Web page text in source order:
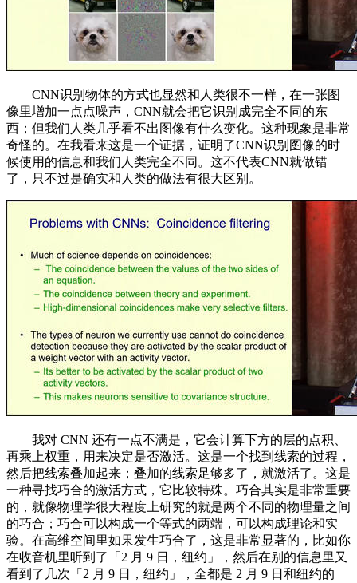
CNN识别物体的方式也显然和人类很不一样，在一张图
像里增加一点点噪声，CNN就会把它识别成完全不同的东
西；但我们人类几乎看不出图像有什么变化。这种现象是非常
奇怪的。在我看来这是一个证据，证明了CNN识别图像的时
候使用的信息和我们人类完全不同。这不代表CNN就做错
了，只不过是确实和人类的做法有很大区别。
我对 CNN 还有一点不满是，它会计算下方的层的点积、
再乘上权重，用来决定是否激活。这是一个找到线索的过程，
然后把线索叠加起来；叠加的线索足够多了，就激活了。这是
一种寻找巧合的激活方式，它比较特殊。巧合其实是非常重要
的，就像物理学很大程度上研究的就是两个不同的物理量之间
的巧合；巧合可以构成一个等式的两端，可以构成理论和实
验。在高维空间里如果发生巧合了，这是非常显著的，比如你
在收音机里听到了「2 月 9 日，纽约」，然后在别的信息里又
看到了几次「2 月 9 日，纽约」，全都是 2 月 9 日和纽约的